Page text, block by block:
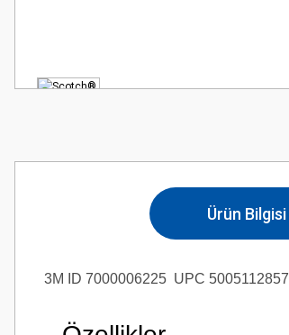
Ürün Bilgisi
3M ID 7000006225 UPC